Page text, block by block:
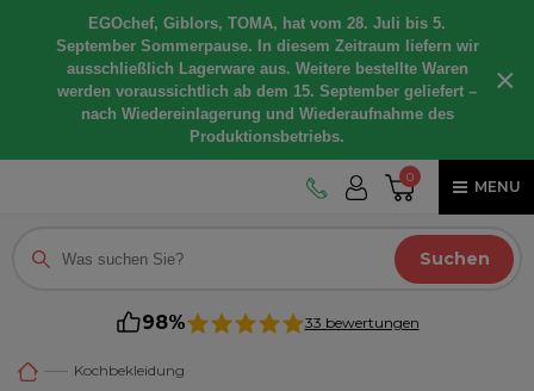
EGOchef, Giblors, TOMA, hat vom 28. Juli bis 5.
September Sommerpause. In diesem Zeitraum liefern wir
ausschließlich Lagerware aus. Weitere bestellte Waren
werden voraussichtlich ab dem 15. September geliefert –
nach Wiedereinlagerung und Wiederaufnahme des
Produktionsbetriebs.
×
0
MENU
Suchen
98% 33 bewertungen
Kochbekleidung